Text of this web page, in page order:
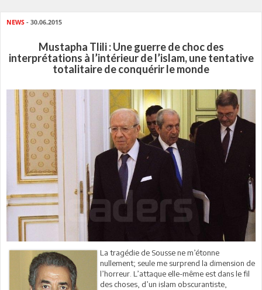
NEWS - 30.06.2015
Mustapha Tlili : Une guerre de choc des
interprétations à l’intérieur de l’islam, une tentative
totalitaire de conquérir le monde
La tragédie de Sousse ne m’étonne
nullement; seule me surprend la dimension de
l’horreur. L’attaque elle-même est dans le fil
des choses, d’un islam obscurantiste,